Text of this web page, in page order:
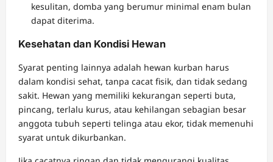
kesulitan, domba yang berumur minimal enam bulan
dapat diterima.
Kesehatan dan Kondisi Hewan
Syarat penting lainnya adalah hewan kurban harus
dalam kondisi sehat, tanpa cacat fisik, dan tidak sedang
sakit. Hewan yang memiliki kekurangan seperti buta,
pincang, terlalu kurus, atau kehilangan sebagian besar
anggota tubuh seperti telinga atau ekor, tidak memenuhi
syarat untuk dikurbankan.